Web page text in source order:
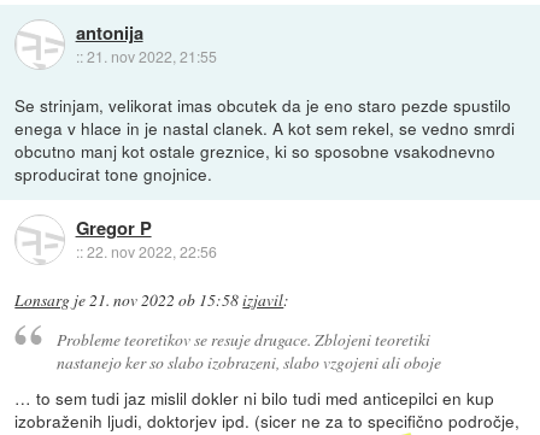
antonija
::21. nov 2022, 21:55
Se strinjam, velikorat imas obcutek da je eno staro pezde spustilo
enega v hlace in je nastal clanek. A kot sem rekel, se vedno smrdi
obcutno manj kot ostale greznice, ki so sposobne vsakodnevno
sproducirat tone gnojnice.
Gregor P
::22. nov 2022, 22:56
Lonsarg je21. nov 2022 ob 15:58izjavil:
Probleme teoretikov se resuje drugace. Zblojeni teoretiki
nastanejo ker so slabo izobrazeni, slabo vzgojeni ali oboje
… to sem tudi jaz mislil dokler ni bilo tudi med anticepilci en kup
izobraženih ljudi, doktorjev ipd. (sicer ne za to specifično področje,